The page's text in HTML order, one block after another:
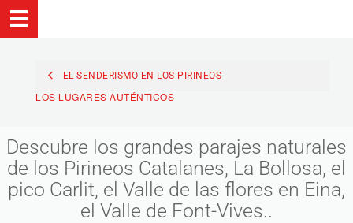
EL SENDERISMO EN LOS PIRINEOS
LOS LUGARES AUTÉNTICOS
Descubre los grandes parajes naturales
de los Pirineos Catalanes, La Bollosa, el
pico Carlit, el Valle de las flores en Eina,
el Valle de Font-Vives..